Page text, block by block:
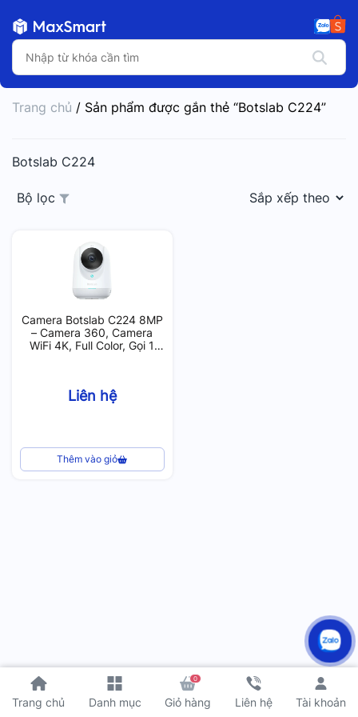
Trang chủ Danh mục
0
Giỏ hàng Liên hệ Tài khoản
Trang chủ / Sản phẩm được gắn thẻ “Botslab C224”
Botslab C224
Bộ lọc
Camera Botslab C224 8MP
– Camera 360, Camera
WiFi 4K, Full Color, Gọi 1
Liên hệ
Thêm vào giỏ